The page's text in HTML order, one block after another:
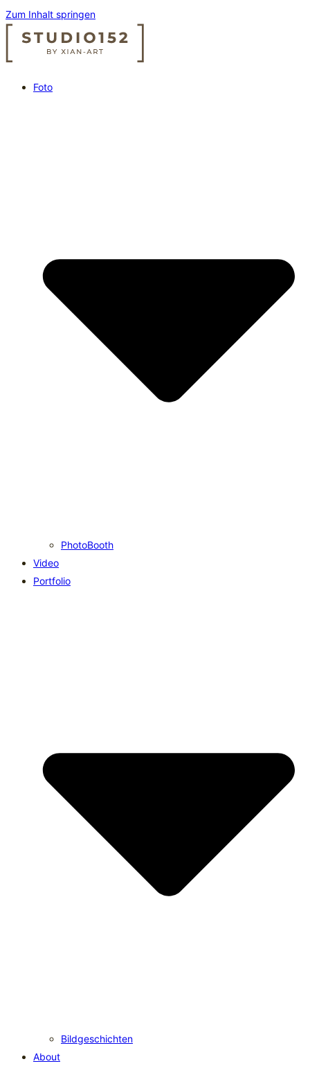
Zum Inhalt springen
Foto
PhotoBooth
Video
Portfolio
Bildgeschichten
About